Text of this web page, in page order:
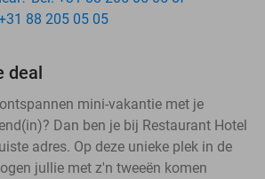
88 205 05 05
deal
mini-vakantie met je
Dan ben je bij Restaurant Hotel
adres. Op deze unieke plek in de
jullie met z'n tweeën komen